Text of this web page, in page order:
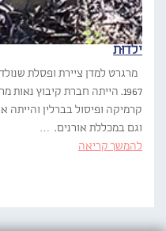
ילדוּת
1967. הייתה חברת קיבוץ
קרמיקה ופיסול בברלין
וגם במכללת אורנים. …
להמשך קריאה